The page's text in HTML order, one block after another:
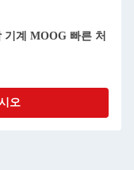
기계 MOOG 빠른 처
오